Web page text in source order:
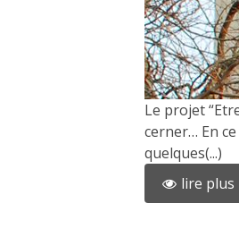
Le projet
cerner… En
quelques(...)
lire plus